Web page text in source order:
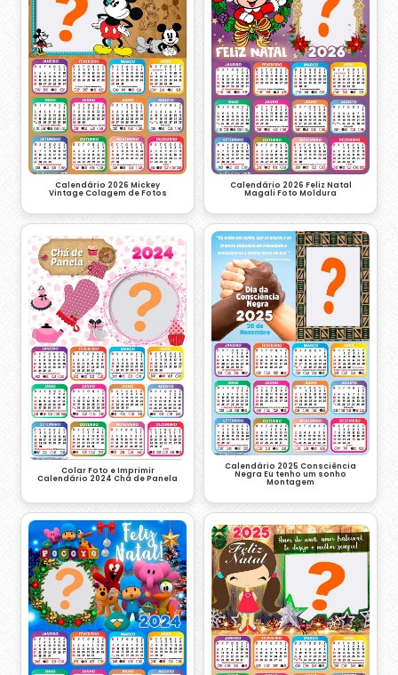
Calendário 2026 Mickey
Vintage Colagem de Fotos
Calendário 2026 Feliz Natal
Magali Foto Moldura
Colar Foto e Imprimir
Calendário 2024 Chá de Panela
Calendário 2025 Consciência
Negra Eu tenho um sonho
Montagem